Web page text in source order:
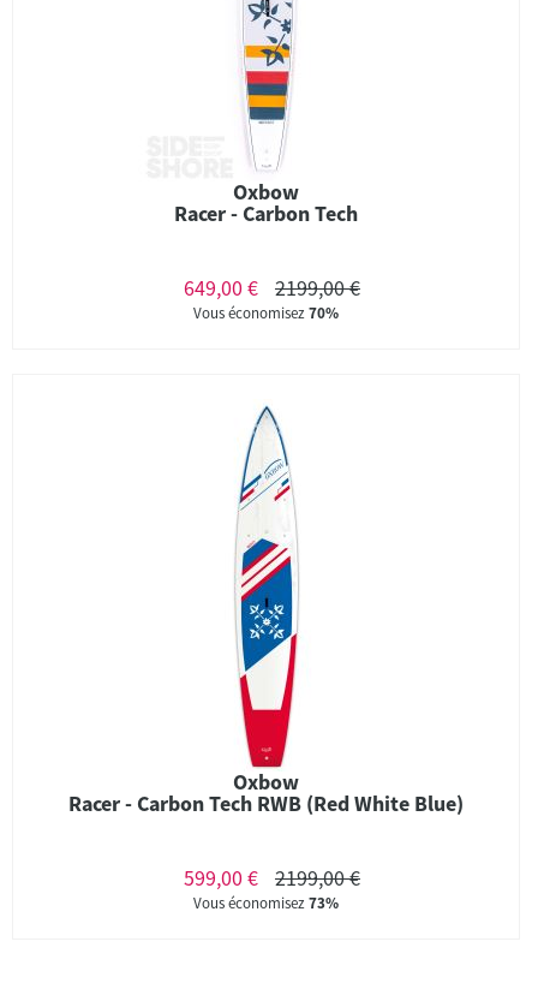
Oxbow
Racer - Carbon Tech
649,00 € 2199,00 €
Vous économisez70%
Oxbow
Racer - Carbon Tech RWB (Red White Blue)
599,00 € 2199,00 €
Vous économisez73%